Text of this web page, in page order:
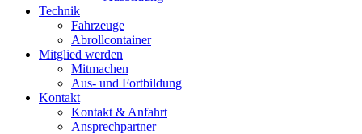
Technik
Fahrzeuge
Abrollcontainer
Mitglied werden
Mitmachen
Aus- und Fortbildung
Kontakt
Kontakt & Anfahrt
Ansprechpartner